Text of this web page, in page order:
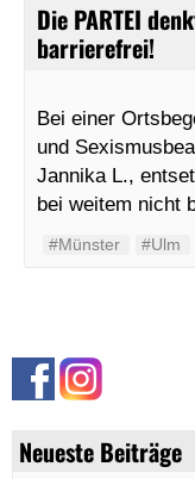
Neueste Beiträge
Die PARTEI
barrierefrei!
Bei einer
und
Jannika L.,
bei weitem nicht
#Münster #Ulm